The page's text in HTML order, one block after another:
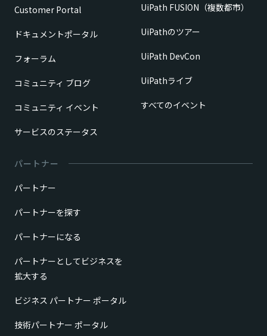
Customer Portal
ドキュメントポータル
フォーラム
コミュニティ ブログ
コミュニティ イベント
サービスのステータス
UiPath FUSION（複数都市）
UiPathのツアー
UiPath DevCon
UiPathライブ
すべてのイベント
パートナー
パートナー
パートナーを探す
パートナーになる
パートナーとしてビジネスを
拡大する
ビジネス パートナー ポータル
技術パートナー ポータル